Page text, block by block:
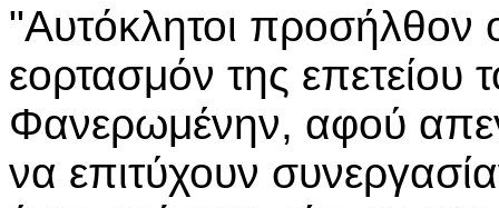
"Αυτόκλητοι προσήλθον
εορτασμόν της επετείου
Φανερωμένην, αφού
να επιτύχουν